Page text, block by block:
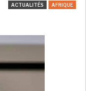
ACTUALITÉS AFRIQUE